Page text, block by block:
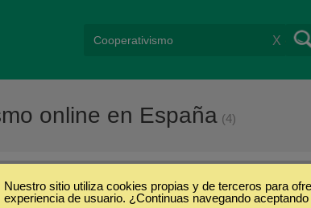
X
online en España (4)
/ Online
Nuestro sitio utiliza cookies propias y de terceros para
experiencia de usuario. ¿Continuas navegando